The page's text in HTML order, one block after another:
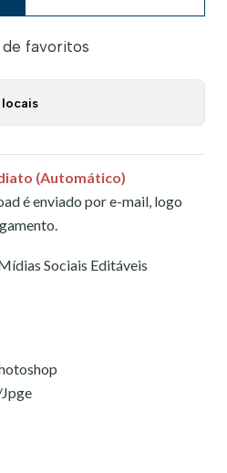
favoritos
(Automático)
é enviado por e-mail, logo
Sociais Editáveis